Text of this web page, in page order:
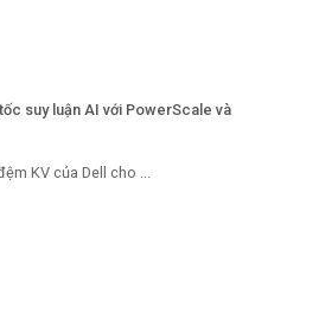
suy luận AI với PowerScale và
KV của Dell cho ...